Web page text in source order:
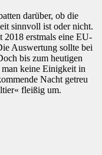
darüber, ob die
sinnvoll ist oder nicht.
2018 erstmals eine EU-
Auswertung sollte bei
bis zum heutigen
keine Einigkeit in
Nacht getreu
fleißig um.